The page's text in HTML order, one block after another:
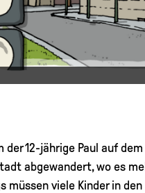
der 12-jährige Paul auf
abgewandert, wo es
müssen viele Kinder in